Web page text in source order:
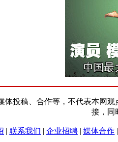
体投稿、合作等，不代表本网
接，同
| 联系我们 | 企业招聘 | 媒体合作